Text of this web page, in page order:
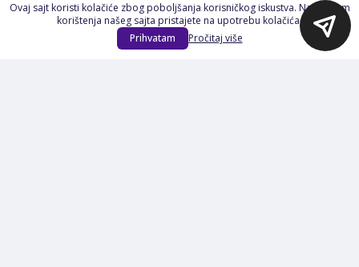
Početna
Na Akciji
Izdvajamo
Ovaj sajt koristi kolačiće zbog poboljšanja korisničkog iskustva. Nastavkom
korištenja našeg sajta pristajete na upotrebu kolačića.
Prihvatam
Pročitaj više